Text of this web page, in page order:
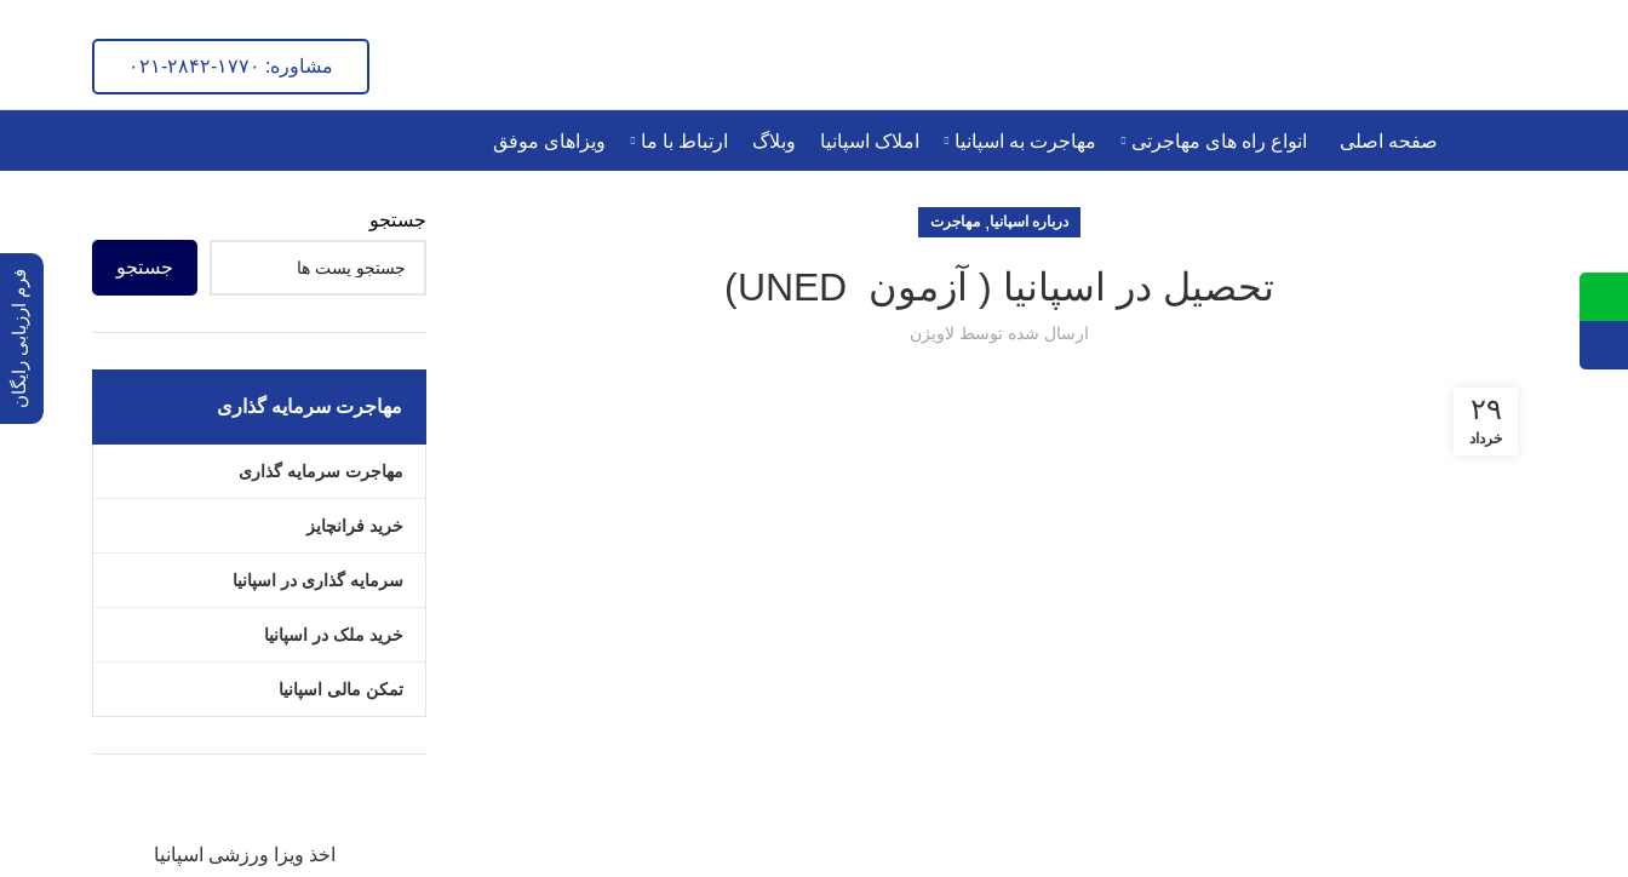
مشاوره: ۱۷۷۰-۲۸۴۲-۰۲۱
صفحه اصلی انواع راه های مهاجرتی مهاجرت به اسپانیا املاک اسپانیا وبلاگ ارتباط با ما ویزاهای موفق
درباره اسپانیا,مهاجرت
تحصیل در اسپانیا ( آزمون UNED)
ارسال شده توسط لاویژن
۲۹
خرداد
جستجو
جستجو
مهاجرت سرمایه گذاری
مهاجرت سرمایه گذاری
خرید فرانچایز
سرمایه گذاری در اسپانیا
خرید ملک در اسپانیا
تمکن مالی اسپانیا
اخذ ویزا ورزشی اسپانیا
فرم ارزیابی رایگان